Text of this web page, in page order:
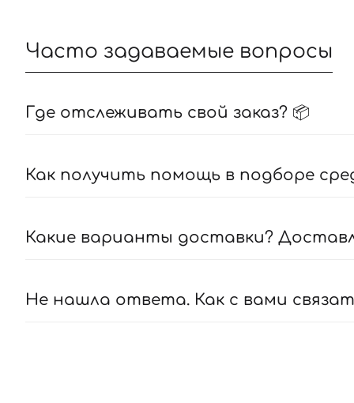
Часто задаваемые вопросы
Где отслеживать свой заказ? 📦
Как получить помощь в подборе
Какие варианты доставки?
Не нашла ответа. Как с вами